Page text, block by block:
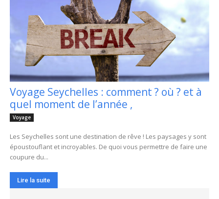
Voyage Seychelles : comment ? où ? et à
quel moment de l’année ,
Voyage
Les Seychelles sont une destination de rêve ! Les paysages y sont
époustouflant et incroyables. De quoi vous permettre de faire une
coupure du...
Lire la suite